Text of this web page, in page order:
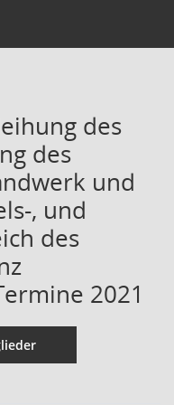
des
des
und
, und
des
2021